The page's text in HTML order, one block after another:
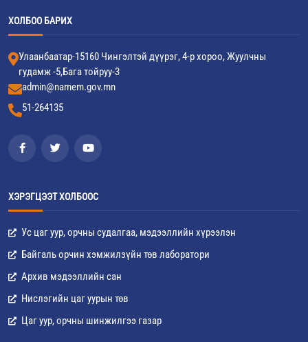
ХОЛБОО БАРИХ
Улаанбаатар-15160 Чингэлтэй дүүрэг, 4-р хороо, Жуулчны
гудамж -5,Бага тойруу-3
admin@namem.gov.mn
51-264135
ХЭРЭГЦЭЭТ ХОЛБООС
Ус цаг уур, орчны судалгаа, мэдээллийн хүрээлэн
Байгаль орчин хэмжилзүйн төв лаборатори
Архив мэдээллийн сан
Нислэгийн цаг уурын төв
Цаг уур, орчны шинжилгээ газар